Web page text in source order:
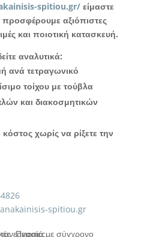
spitiou.gr/ είμαστε
προσφέρουμε αξιόπιστες
και ποιοτική κατασκευή.
αναλυτικά:
ανά τετραγωνικό
τοίχου με τούβλα
και διακοσμητικών
χωρίς να ρίξετε την
spitiou.gr